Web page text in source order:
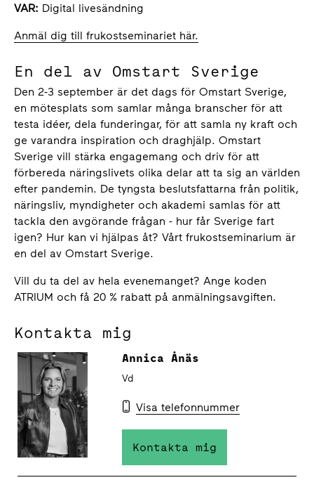
VAR: Digital livesändning
Anmäl dig till frukostseminariet här.
En del av Omstart Sverige
Den 2-3 september är det dags för Omstart Sverige,
en mötesplats som samlar många branscher för att
testa idéer, dela funderingar, för att samla ny kraft och
ge varandra inspiration och draghjälp. Omstart
Sverige vill stärka engagemang och driv för att
förbereda näringslivets olika delar att ta sig an världen
efter pandemin. De tyngsta beslutsfattarna från politik,
näringsliv, myndigheter och akademi samlas för att
tackla den avgörande frågan - hur får Sverige fart
igen? Hur kan vi hjälpas åt? Vårt frukostseminarium är
en del av Omstart Sverige.
Vill du ta del av hela evenemanget? Ange koden
ATRIUM och få 20 % rabatt på anmälningsavgiften.
Kontakta mig
Annica Ånäs
Vd
Visa telefonnummer
Kontakta mig